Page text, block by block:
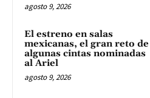
agosto 9, 2026
El estreno en salas
mexicanas, el gran reto de
algunas cintas nominadas
al Ariel
agosto 9, 2026